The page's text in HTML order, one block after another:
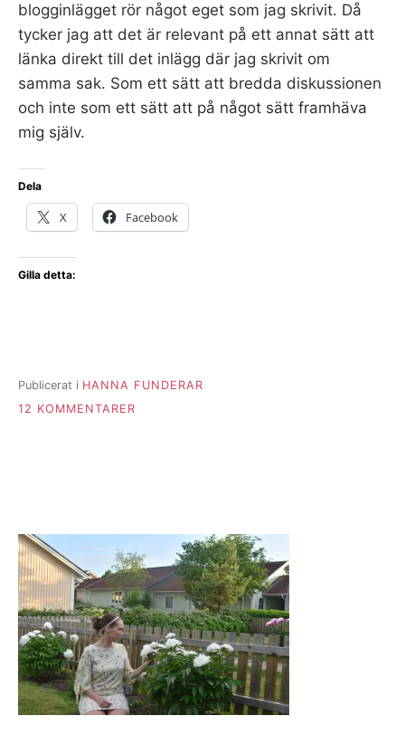
blogginlägget rör något eget som jag skrivit. Då
tycker jag att det är relevant på ett annat sätt att
länka direkt till det inlägg där jag skrivit om
samma sak. Som ett sätt att bredda diskussionen
och inte som ett sätt att på något sätt framhäva
mig själv.
Dela
X Facebook
Gilla detta:
Publicerat i HANNA FUNDERAR
12 KOMMENTARER